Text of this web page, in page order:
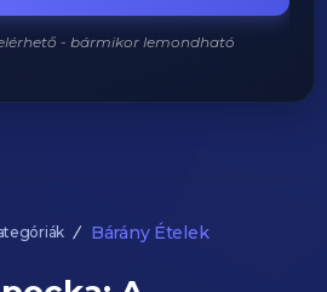
- bármikor lemondható
Bárány Ételek